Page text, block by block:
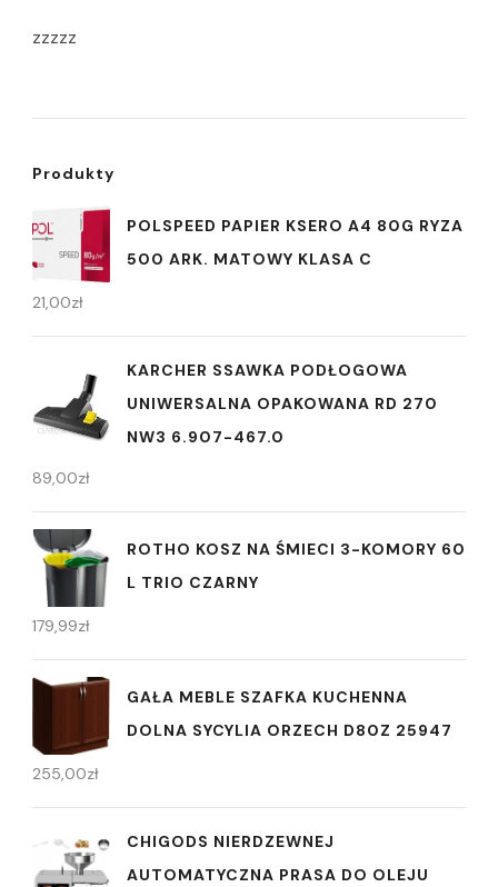
zzzzz
Produkty
POLSPEED PAPIER KSERO A4 80G RYZA
500 ARK. MATOWY KLASA C
21,00zł
KARCHER SSAWKA PODŁOGOWA
UNIWERSALNA OPAKOWANA RD 270
NW3 6.907-467.0
89,00zł
ROTHO KOSZ NA ŚMIECI 3-KOMORY 60
L TRIO CZARNY
179,99zł
GAŁA MEBLE SZAFKA KUCHENNA
DOLNA SYCYLIA ORZECH D80Z 25947
255,00zł
CHIGODS NIERDZEWNEJ
AUTOMATYCZNA PRASA DO OLEJU